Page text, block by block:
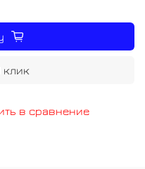
в сравнение
клик